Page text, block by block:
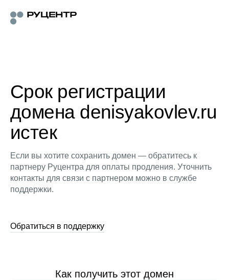
Срок регистрации
домена denisyakovlev.ru
истек
Если вы хотите сохранить домен — обратитесь к
партнеру Руцентра для оплаты продления. Уточнить
контакты для связи с партнером можно в службе
поддержки.
Обратиться в поддержку
Как получить этот домен